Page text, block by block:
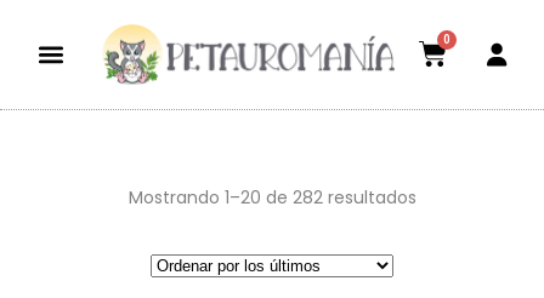
0
Mostrando 1–20 de 282 resultados